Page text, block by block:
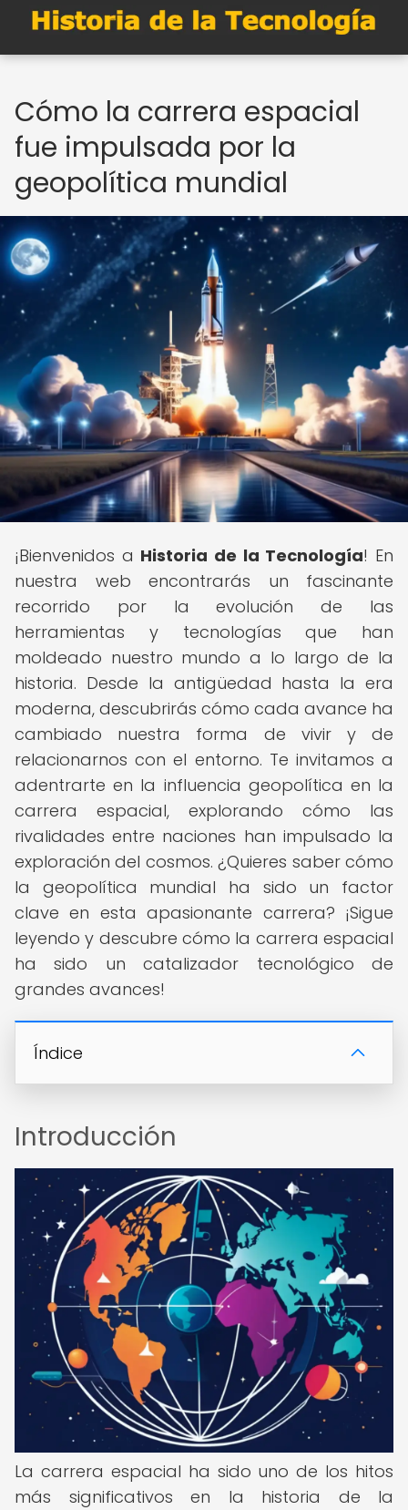
Cómo la carrera espacial
fue impulsada por la
geopolítica mundial
¡Bienvenidos a Historia de la Tecnología! En
nuestra web encontrarás un fascinante
recorrido por la evolución de las
herramientas y tecnologías que han
moldeado nuestro mundo a lo largo de la
historia. Desde la antigüedad hasta la era
moderna, descubrirás cómo cada avance ha
cambiado nuestra forma de vivir y de
relacionarnos con el entorno. Te invitamos a
adentrarte en la influencia geopolítica en la
carrera espacial, explorando cómo las
rivalidades entre naciones han impulsado la
exploración del cosmos. ¿Quieres saber cómo
la geopolítica mundial ha sido un factor
clave en esta apasionante carrera? ¡Sigue
leyendo y descubre cómo la carrera espacial
ha sido un catalizador tecnológico de
grandes avances!
Índice
Introducción
La carrera espacial ha sido uno de los hitos
más significativos en la historia de la